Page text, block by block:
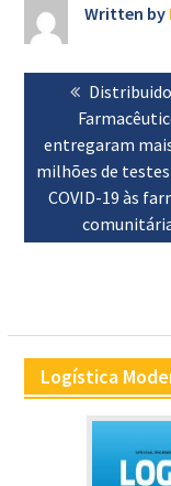
Written by
Navegação
artigos
Previous
post:
entregaram
milhões de
COVID-19 às
Logística